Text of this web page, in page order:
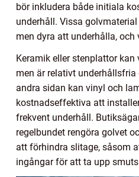
bör inkludera både initiala
underhåll. Vissa
men dyra att underhålla, och
Keramik eller stenplattor
men är relativt
andra sidan kan vinyl och
kostnadseffektiva att
frekvent underhåll.
regelbundet rengöra golvet
att förhindra slitage, såsom
ingångar för att ta upp